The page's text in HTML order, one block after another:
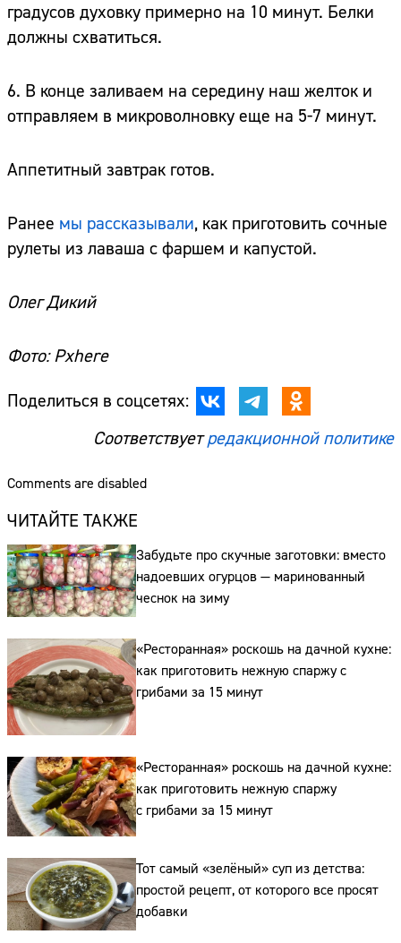
градусов духовку примерно на 10 минут. Белки
должны схватиться.
6. В конце заливаем на середину наш желток и
отправляем в микроволновку еще на 5-7 минут.
Аппетитный завтрак готов.
Ранее мы рассказывали, как приготовить сочные
рулеты из лаваша с фаршем и капустой.
Олег Дикий
Фото: Pxhere
Поделиться в соцсетях:
Соответствуетредакционной политике
Comments are disabled
ЧИТАЙТЕ ТАКЖЕ
Забудьте про скучные заготовки: вместо
надоевших огурцов — маринованный
чеснок на зиму
«Ресторанная» роскошь на дачной кухне:
как приготовить нежную спаржу с
грибами за 15 минут
«Ресторанная» роскошь на дачной кухне:
как приготовить нежную спаржу
с грибами за 15 минут
Тот самый «зелёный» суп из детства:
простой рецепт, от которого все просят
добавки